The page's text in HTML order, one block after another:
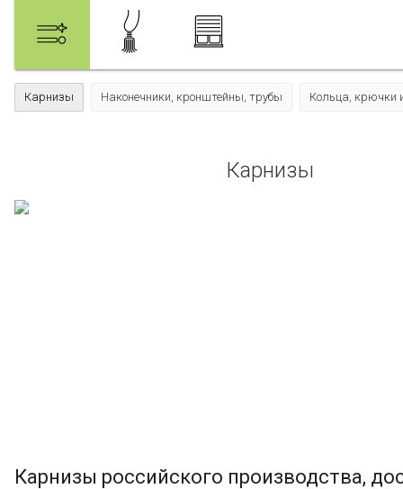
Карнизы Наконечники, кронштейны, трубы Кольца,
Карнизы
Карнизы российского производства,